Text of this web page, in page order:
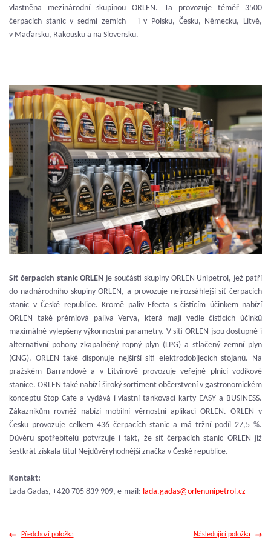
vlastněna mezinárodní skupinou ORLEN. Ta provozuje téměř 3500
čerpacích stanic v sedmi zemích – i v Polsku, Česku, Německu, Litvě,
v Maďarsku, Rakousku a na Slovensku.
Síť čerpacích stanic ORLEN je součástí skupiny ORLEN Unipetrol, jež patří
do nadnárodního skupiny ORLEN, a provozuje nejrozsáhlejší síť čerpacích
stanic v České republice. Kromě paliv Efecta s čistícím účinkem nabízí
ORLEN také prémiová paliva Verva, která mají vedle čistících účinků
maximálně vylepšeny výkonnostní parametry. V síti ORLEN jsou dostupné i
alternativní pohony zkapalněný ropný plyn (LPG) a stlačený zemní plyn
(CNG). ORLEN také disponuje nejširší sítí elektrodobíjecích stojanů. Na
pražském Barrandově a v Litvínově provozuje veřejné plnicí vodíkové
stanice. ORLEN také nabízí široký sortiment občerstvení v gastronomickém
konceptu Stop Cafe a vydává i vlastní tankovací karty EASY a BUSINESS.
Zákazníkům rovněž nabízí mobilní věrnostní aplikaci ORLEN. ORLEN v
Česku provozuje celkem 436 čerpacích stanic a má tržní podíl 27,5 %.
Důvěru spotřebitelů potvrzuje i fakt, že síť čerpacích stanic ORLEN již
šestkrát získala titul Nejdůvěryhodnější značka v České republice.
Kontakt:
Lada Gadas, +420 705 839 909, e-mail: lada.gadas@orlenunipetrol.cz
Předchozí položka Následující položka